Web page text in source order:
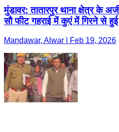
मुंडावर: तातारपुर थाना क्षेत्र के
सौ फीट गहराई में कुएं में गिरने से हुई
Mandawar, Alwar | Feb 19, 2026